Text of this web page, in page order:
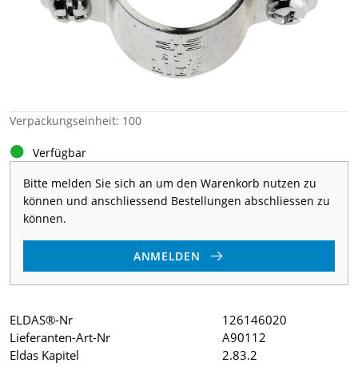
Verpackungseinheit: 100
Verfügbar
Bitte melden Sie sich an um den Warenkorb nutzen zu
können und anschliessend Bestellungen abschliessen zu
können.
ANMELDEN
ELDAS®-Nr
126146020
Lieferanten-Art-Nr
A90112
Eldas Kapitel
2.83.2